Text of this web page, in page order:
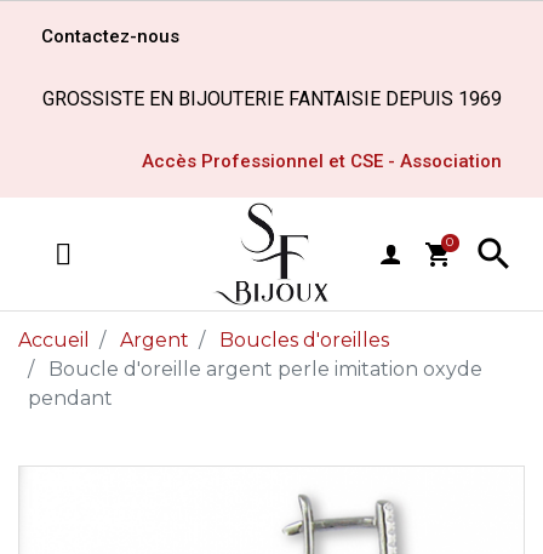
Contactez-nous
GROSSISTE EN BIJOUTERIE FANTAISIE DEPUIS 1969
Accès Professionnel et CSE - Association
shopping_cart
0 
Accueil Argent
Boucles d'oreilles
Boucle d'oreille argent perle imitation oxyde
pendant